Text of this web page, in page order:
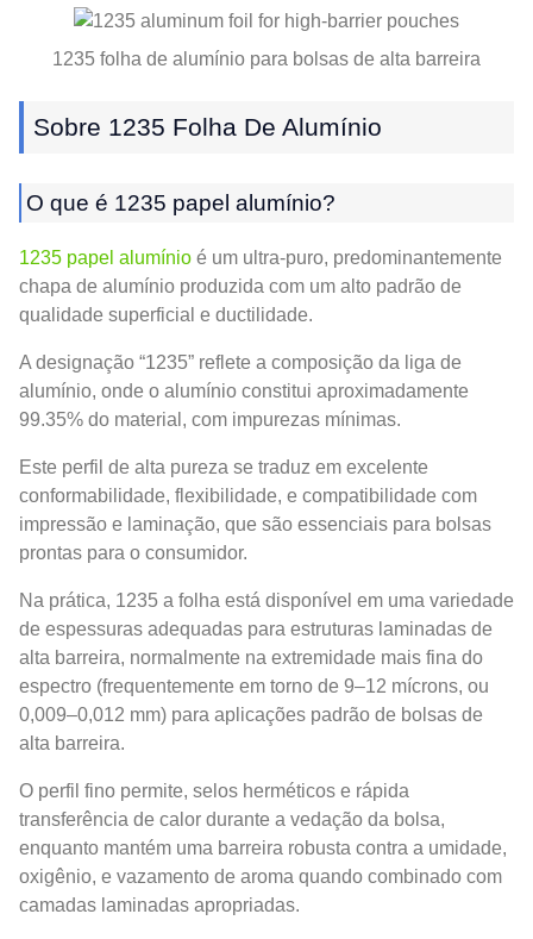
1235 folha de alumínio para bolsas de alta barreira
Sobre 1235 Folha De Alumínio
O que é 1235 papel alumínio?
1235 papel alumínio é um ultra-puro, predominantemente
chapa de alumínio produzida com um alto padrão de
qualidade superficial e ductilidade.
A designação “1235” reflete a composição da liga de
alumínio, onde o alumínio constitui aproximadamente
99.35% do material, com impurezas mínimas.
Este perfil de alta pureza se traduz em excelente
conformabilidade, flexibilidade, e compatibilidade com
impressão e laminação, que são essenciais para bolsas
prontas para o consumidor.
Na prática, 1235 a folha está disponível em uma variedade
de espessuras adequadas para estruturas laminadas de
alta barreira, normalmente na extremidade mais fina do
espectro (frequentemente em torno de 9–12 mícrons, ou
0,009–0,012 mm) para aplicações padrão de bolsas de
alta barreira.
O perfil fino permite, selos herméticos e rápida
transferência de calor durante a vedação da bolsa,
enquanto mantém uma barreira robusta contra a umidade,
oxigênio, e vazamento de aroma quando combinado com
camadas laminadas apropriadas.